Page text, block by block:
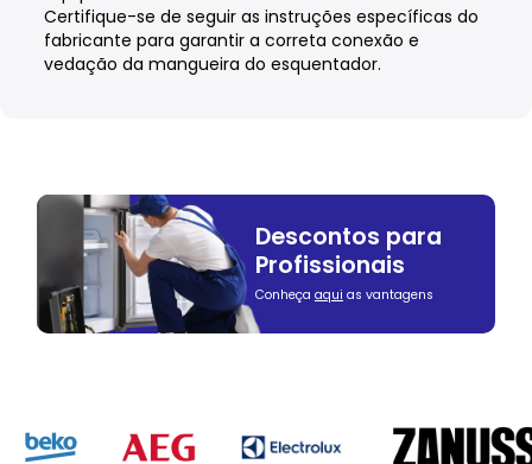
Certifique-se de seguir as instruções específicas do
fabricante para garantir a correta conexão e
vedação da mangueira do esquentador.
Descontos para
Profissionais
Conheça aqui as vantagens